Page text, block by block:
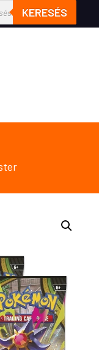
KERESÉS